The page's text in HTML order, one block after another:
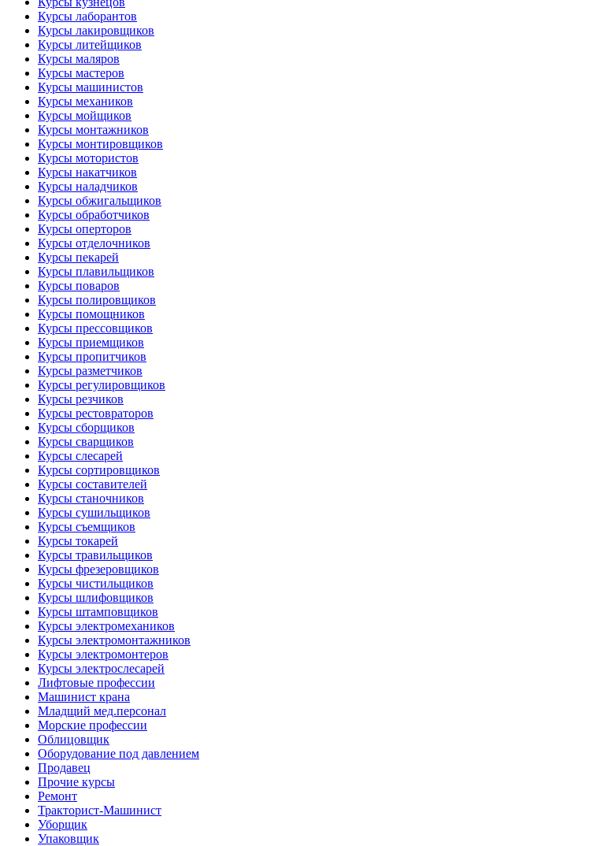
Курсы лаборантов
Курсы лакировщиков
Курсы литейщиков
Курсы маляров
Курсы мастеров
Курсы машинистов
Курсы механиков
Курсы мойщиков
Курсы монтажников
Курсы монтировщиков
Курсы мотористов
Курсы накатчиков
Курсы наладчиков
Курсы обжигальщиков
Курсы обработчиков
Курсы оперторов
Курсы отделочников
Курсы пекарей
Курсы плавильщиков
Курсы поваров
Курсы полировщиков
Курсы помощников
Курсы прессовщиков
Курсы приемщиков
Курсы пропитчиков
Курсы разметчиков
Курсы регулировщиков
Курсы резчиков
Курсы рестовраторов
Курсы сборщиков
Курсы сварщиков
Курсы слесарей
Курсы сортировщиков
Курсы составителей
Курсы станочников
Курсы сушильщиков
Курсы съемщиков
Курсы токарей
Курсы травильщиков
Курсы фрезеровщиков
Курсы чистильщиков
Курсы шлифовщиков
Курсы штамповщиков
Курсы электромехаников
Курсы электромонтажников
Курсы электромонтеров
Курсы электрослесарей
Лифтовые профессии
Машинист крана
Младщий мед.персонал
Морские профессии
Облицовщик
Оборудование под давлением
Продавец
Прочие курсы
Ремонт
Тракторист-Машинист
Уборщик
Упаковщик